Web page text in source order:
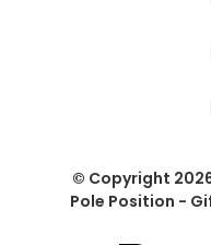
© Copyright
Pole Position -